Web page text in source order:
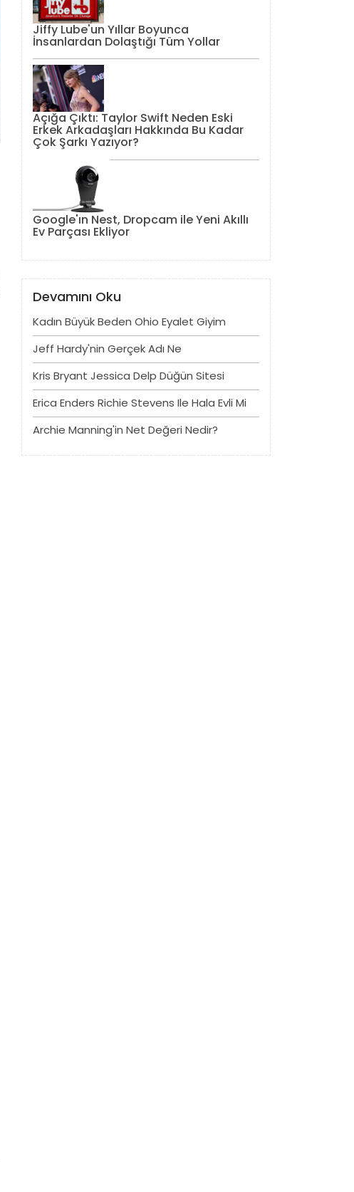
Jiffy Lube'un Yıllar Boyunca
İnsanlardan Dolaştığı Tüm Yollar
Açığa Çıktı: Taylor Swift Neden Eski
Erkek Arkadaşları Hakkında Bu Kadar
Çok Şarkı Yazıyor?
Google'ın Nest, Dropcam ile Yeni Akıllı
Ev Parçası Ekliyor
Devamını Oku
Kadın Büyük Beden Ohio Eyalet Giyim
Jeff Hardy'nin Gerçek Adı Ne
Kris Bryant Jessica Delp Düğün Sitesi
Erica Enders Richie Stevens Ile Hala Evli Mi
Archie Manning'in Net Değeri Nedir?